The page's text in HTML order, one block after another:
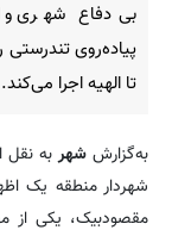
بی‌دفاع شهری و
پیاده‌روی
تا الهیه اجرا می‌کند.
به‌گزارششهربه
شهردار منطقه یک